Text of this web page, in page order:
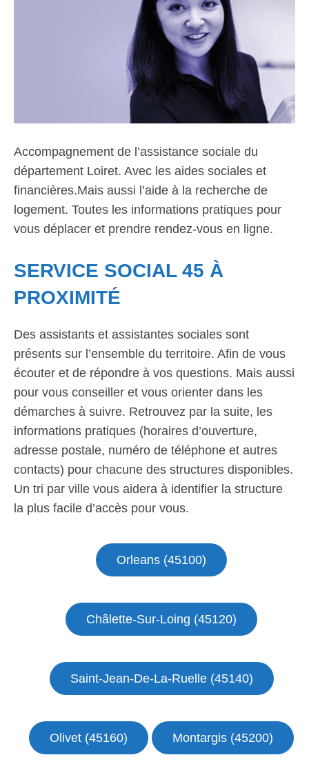
Accompagnement de l’assistance sociale du
département Loiret. Avec les aides sociales et
financières.Mais aussi l’aide à la recherche de
logement. Toutes les informations pratiques pour
vous déplacer et prendre rendez-vous en ligne.
SERVICE SOCIAL 45 À
PROXIMITÉ
Des assistants et assistantes sociales sont
présents sur l’ensemble du territoire. Afin de vous
écouter et de répondre à vos questions. Mais aussi
pour vous conseiller et vous orienter dans les
démarches à suivre. Retrouvez par la suite, les
informations pratiques (horaires d’ouverture,
adresse postale, numéro de téléphone et autres
contacts) pour chacune des structures disponibles.
Un tri par ville vous aidera à identifier la structure
la plus facile d’accès pour vous.
Orleans (45100)
Châlette-Sur-Loing (45120)
Saint-Jean-De-La-Ruelle (45140)
Olivet (45160) Montargis (45200)